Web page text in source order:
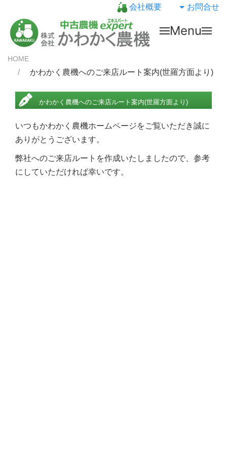
会社概要 お問合せ
Menu
HOME
かわかく農機へのご来店ルート案内(世羅方面より)
かわかく農機へのご来店ルート案内(世羅方面より)
いつもかわかく農機ホームページをご覧いただき誠に
ありがとうございます。
弊社へのご来店ルートを作成いたしましたので、参考
にしていただければ幸いです。